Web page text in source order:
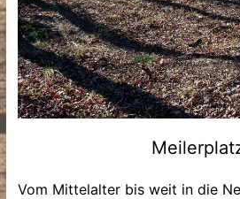
Vom Mittelalter bis weit in die